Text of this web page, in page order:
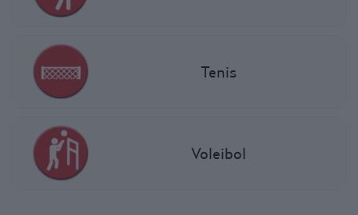
Tenis
Voleibol